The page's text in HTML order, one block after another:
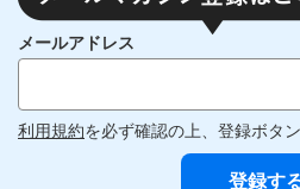
メールアドレス
利用規約を必ず確認の上、登録ボタ